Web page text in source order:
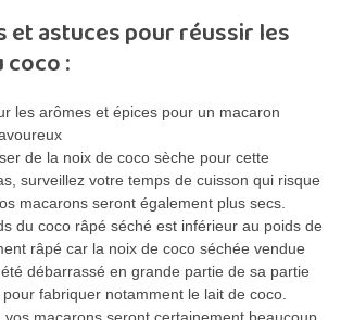
et astuces pour réussir les
coco :
les arômes et épices pour un macaron
de la noix de coco sèche pour cette
surveillez votre temps de cuisson qui risque
macarons seront également plus secs.
du coco râpé séché est inférieur au poids de
râpé car la noix de coco séchée vendue
débarrassé en grande partie de sa partie
fabriquer notamment le lait de coco.